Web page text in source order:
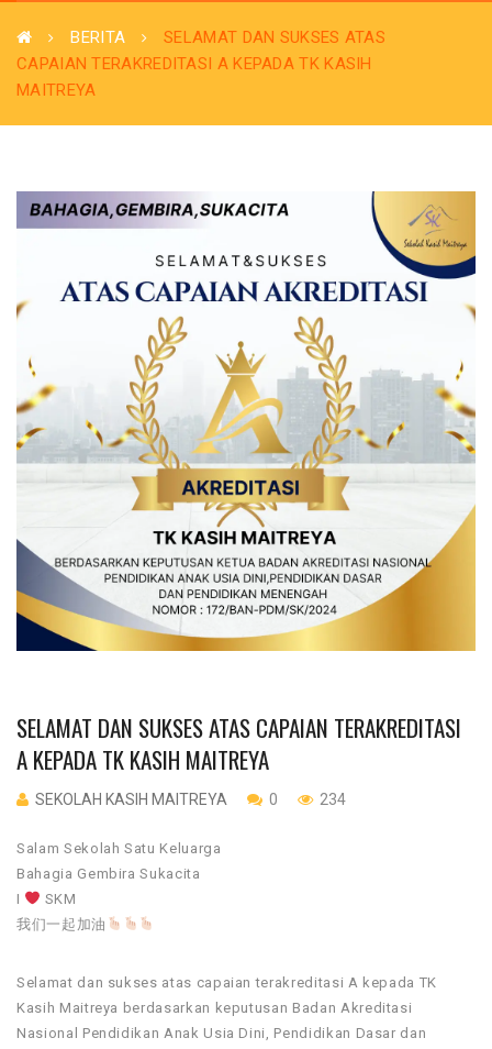
BERITA
SELAMAT DAN SUKSES ATAS
CAPAIAN TERAKREDITASI A KEPADA TK KASIH
MAITREYA
SELAMAT DAN SUKSES ATAS CAPAIAN TERAKREDITASI
A KEPADA TK KASIH MAITREYA
SEKOLAH KASIH MAITREYA 0 234
Salam Sekolah Satu Keluarga
Bahagia Gembira Sukacita
I
SKM
我们一起加油
Selamat dan sukses atas capaian terakreditasi A kepada TK
Kasih Maitreya berdasarkan keputusan Badan Akreditasi
Nasional Pendidikan Anak Usia Dini, Pendidikan Dasar dan